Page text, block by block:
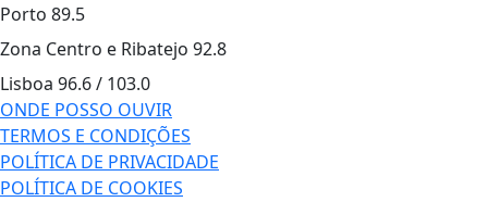
Porto 89.5
Zona Centro e Ribatejo 92.8
Lisboa 96.6 / 103.0
ONDE POSSO OUVIR
TERMOS E CONDIÇÕES
POLÍTICA DE PRIVACIDADE
POLÍTICA DE COOKIES